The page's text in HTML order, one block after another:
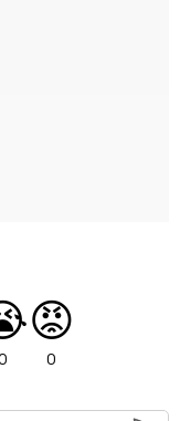
😡
0